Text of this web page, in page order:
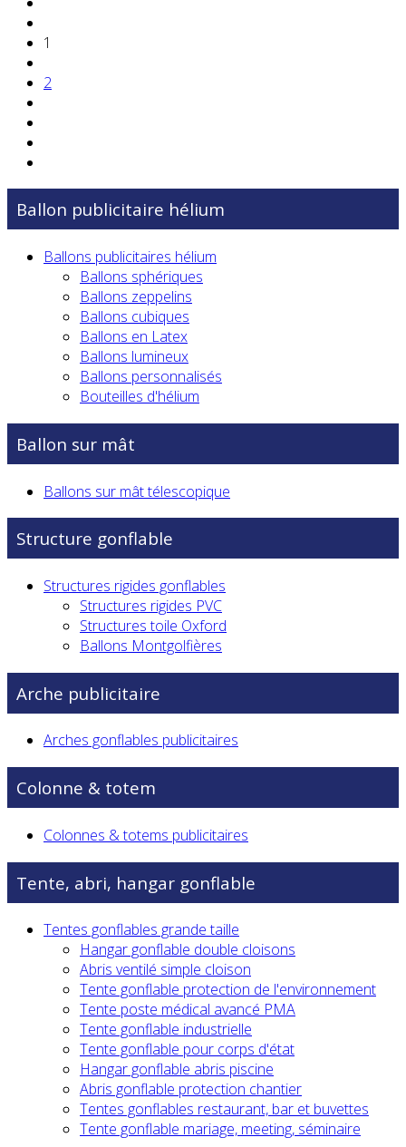
1
2
Ballon publicitaire hélium
Ballons publicitaires hélium
Ballons sphériques
Ballons zeppelins
Ballons cubiques
Ballons en Latex
Ballons lumineux
Ballons personnalisés
Bouteilles d'hélium
Ballon sur mât
Ballons sur mât télescopique
Structure gonflable
Structures rigides gonflables
Structures rigides PVC
Structures toile Oxford
Ballons Montgolfières
Arche publicitaire
Arches gonflables publicitaires
Colonne & totem
Colonnes & totems publicitaires
Tente, abri, hangar gonflable
Tentes gonflables grande taille
Hangar gonflable double cloisons
Abris ventilé simple cloison
Tente gonflable protection de l'environnement
Tente poste médical avancé PMA
Tente gonflable industrielle
Tente gonflable pour corps d'état
Hangar gonflable abris piscine
Abris gonflable protection chantier
Tentes gonflables restaurant, bar et buvettes
Tente gonflable mariage, meeting, séminaire